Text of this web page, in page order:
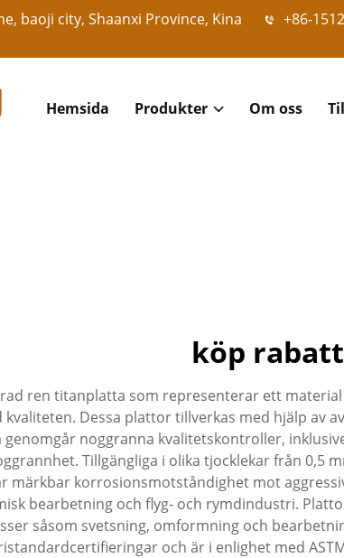
baoji city, Shaanxi Province, Kina +86-
Hemsida Produkter Om oss
köp
ren titanplatta som representerar ett
Dessa plattor tillverkas med hjälp av
genomgår noggranna kvalitetskontroller,
Tillgängliga i olika tjocklekar från 0,5
märkbar korrosionsmotståndighet mot
bearbetning och flyg- och rymdindustri.
såsom svetsning, omformning och
och är i enlighet med